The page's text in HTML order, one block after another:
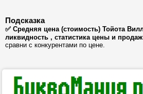
Подсказка
✅ Средняя цена (стоимость) Тойота
ликвидность , статистика цены и продаж
сравни с конкурентами по цене.